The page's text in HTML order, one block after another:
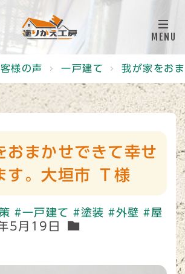
様の声 一戸建て 我が家をお
おまかせできて幸せ
す。大垣市 Ｔ様
#一戸建て #塗装 #外壁 #屋
5月19日